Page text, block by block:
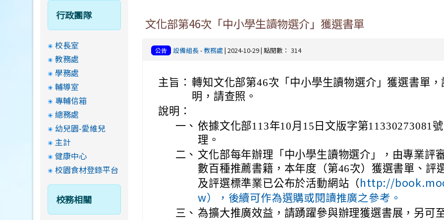
文化部第46次「中小學生讀物選介」獲選書單
公告 設備組長-教務處 | 2024-10-29 | 點閱數： 314
主旨： 轉知文化部第46次「中小學生讀物選介」獲選書單，
明，請查照。
說明：
一、 依據文化部113年10月15日文版字第11330273081
理。
二、 文化部每年辦理「中小學生讀物選介」，由專業評
數百種推薦書籍，本年度（第46次）獲選書單、評
及評選標準業已公布於活動網站（ http://
w），後續可作為選購或閱讀推廣之參考。
三、 為擴大推廣效益，請踴躍參與辦理獲選書展，另可
行政團隊
校長室
教務處
學務處
輔導室
專輔信箱
總務處
幼兒園-愛維兒
主計
健康中心
校園食材登錄平台
校務相關